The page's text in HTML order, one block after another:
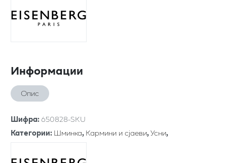
Информации
Опис
Шифра:650828-SKU
Категории:Шминка,Кармини и сјаеви,Усни,